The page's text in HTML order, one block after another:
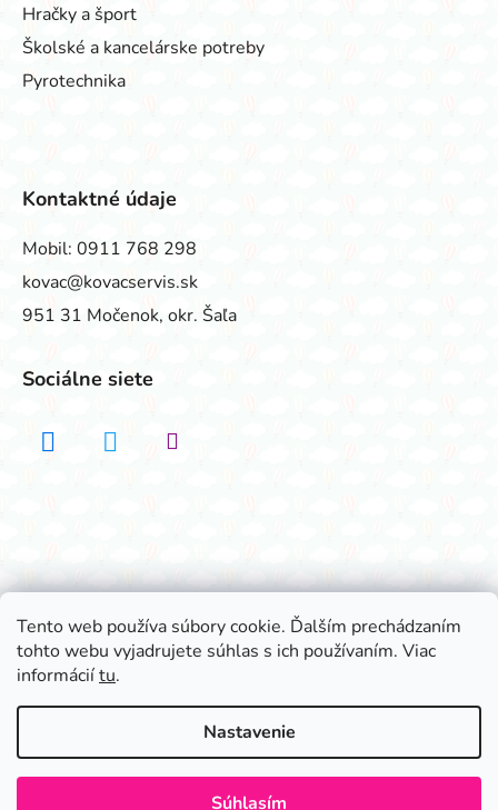
Tento web používa súbory cookie. Ďalším prechádzaním
tohto webu vyjadrujete súhlas s ich používaním. Viac
informáciítu.
Nastavenie
Súhlasím
Hračky a šport
Školské a kancelárske potreby
Pyrotechnika
Kontaktné údaje
Mobil: 0911 768 298
kovac@kovacservis.sk
951 31 Močenok, okr. Šaľa
Sociálne siete
vyhradené.